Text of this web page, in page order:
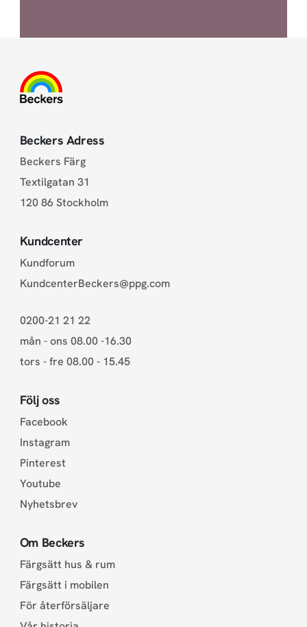
Beckers Adress
Beckers Färg
Textilgatan 31
120 86 Stockholm
Kundcenter
Kundforum
KundcenterBeckers@ppg.com
0200-21 21 22
mån - ons 08.00 -16.30
tors - fre 08.00 - 15.45
Följ oss
Facebook
Instagram
Pinterest
Youtube
Nyhetsbrev
Om Beckers
Färgsätt hus & rum
Färgsätt i mobilen
För återförsäljare